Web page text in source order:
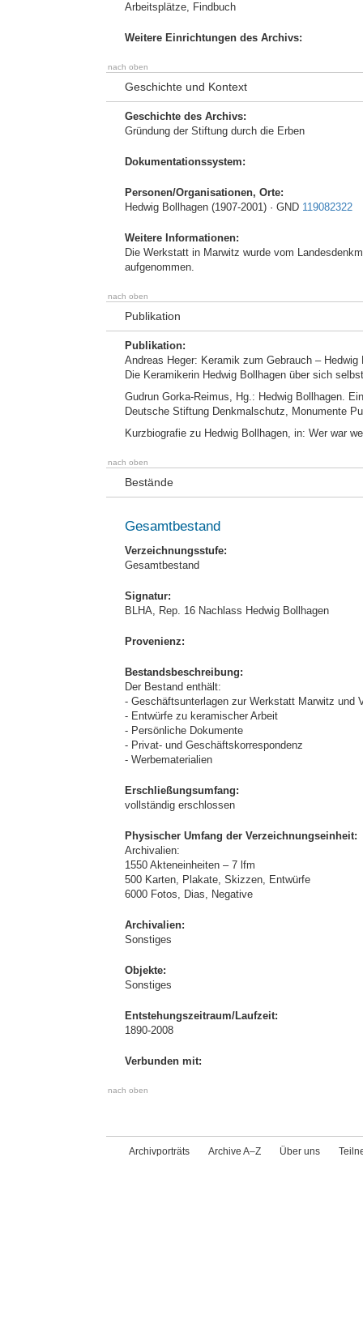
Arbeitsplätze, Findbuch
Weitere Einrichtungen des Archivs:
nach oben
Geschichte und Kontext
Geschichte des Archivs:
Gründung der Stiftung durch die Erben
Dokumentationssystem:
Personen/Organisationen, Orte:
Hedwig Bollhagen (1907-2001) · GND 119082322
Weitere Informationen:
Die Werkstatt in Marwitz wurde vom
aufgenommen.
nach oben
Publikation
Publikation:
Andreas Heger: Keramik zum Gebrauch –
Die Keramikerin Hedwig Bollhagen über sich
Gudrun Gorka-Reimus, Hg.: Hedwig Bollhagen.
Deutsche Stiftung Denkmalschutz, Monumente
Kurzbiografie zu Hedwig Bollhagen, in: Wer war
nach oben
Bestände
Gesamtbestand
Verzeichnungsstufe:
Gesamtbestand
Signatur:
BLHA, Rep. 16 Nachlass Hedwig Bollhagen
Provenienz:
Bestandsbeschreibung:
Der Bestand enthält:
- Geschäftsunterlagen zur Werkstatt Marwitz und
- Entwürfe zu keramischer Arbeit
- Persönliche Dokumente
- Privat- und Geschäftskorrespondenz
- Werbematerialien
Erschließungsumfang:
vollständig erschlossen
Physischer Umfang der Verzeichnungseinheit:
Archivalien:
1550 Akteneinheiten – 7 lfm
500 Karten, Plakate, Skizzen, Entwürfe
6000 Fotos, Dias, Negative
Archivalien:
Sonstiges
Objekte:
Sonstiges
Entstehungszeitraum/Laufzeit:
1890-2008
Verbunden mit:
nach oben
Archivporträts Archive A–Z Über uns